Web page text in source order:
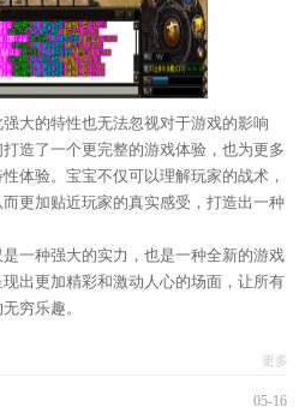
大的特性也无法忽视对于游戏的影响
造了一个更完整的游戏体验，也为更多
体验。宝宝不仅可以理解玩家的战术，
更加贴近玩家的真实感受，打造出一种
一种强大的实力，也是一种全新的游戏
出更加精彩和激动人心的场面，让所有
穷乐趣。
更多
05-16